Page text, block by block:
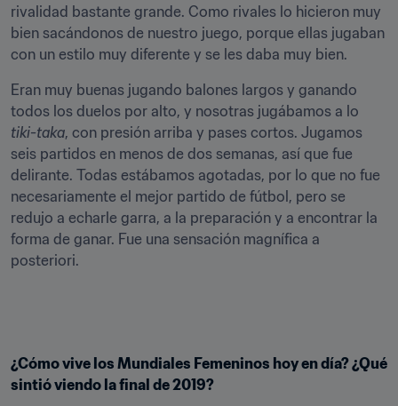
rivalidad bastante grande. Como rivales lo hicieron muy
bien sacándonos de nuestro juego, porque ellas jugaban
con un estilo muy diferente y se les daba muy bien.
Eran muy buenas jugando balones largos y ganando
tiki-taka, con presión arriba y pases cortos. Jugamos
seis partidos en menos de dos semanas, así que fue
delirante. Todas estábamos agotadas, por lo que no fue
necesariamente el mejor partido de fútbol, pero se
redujo a echarle garra, a la preparación y a encontrar la
forma de ganar. Fue una sensación magnífica a
posteriori.
¿Cómo vive los Mundiales Femeninos hoy en día? ¿Qué
sintió viendo la final de 2019?